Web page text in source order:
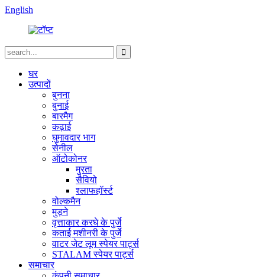
English
घर
उत्पादों
बुनना
बुनाई
बारमैग
कढ़ाई
घुमावदार भाग
सेनील
ऑटोकोनर
मुरता
सैवियो
श्लाफहॉर्स्ट
वोल्कमैन
मुड़ने
वृत्ताकार करघे के पुर्जे
कताई मशीनरी के पुर्जे
वाटर जेट लूम स्पेयर पार्ट्स
STALAM स्पेयर पार्ट्स
समाचार